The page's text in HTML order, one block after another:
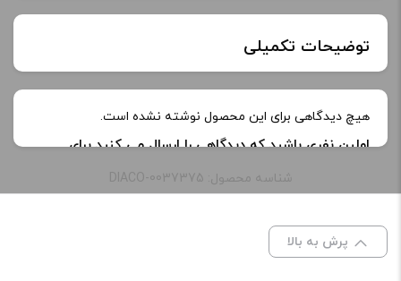
توضیحات تکمیلی
نیکوتین: 25 میلی گرم
طعم: تنباکو نعنا
هیچ دیدگاهی برای این محصول نوشته نشده است.
اولین نفری باشید که دیدگاهی را ارسال می کنید برای
نشانی ایمیل شما منتشر نخواهد شد.
علامت‌گذاری شده‌اند
شناسه محصول: DIACO-0037375
پرش به بالا